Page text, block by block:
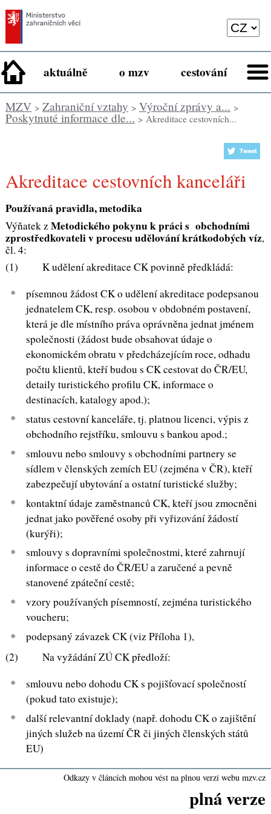
aktuálně o mzv cestování
MZV> Zahraniční vztahy > Výroční zprávy a... >
Poskytnuté informace dle... > Akreditace cestovních...
Akreditace cestovních kanceláři
Používaná pravidla, metodika
Výňatek zMetodického pokynu k práci s obchodními
zprostředkovateli v procesu udělování krátkodobých víz,
čl. 4:
(1) K udělení akreditace CK povinně předkládá:
písemnou žádost CK o udělení akreditace podepsanou
jednatelem CK, resp. osobou v obdobném postavení,
která je dle místního práva oprávněna jednat jménem
společnosti (žádost bude obsahovat údaje o
ekonomickém obratu v předcházejícím roce, odhadu
počtu klientů, kteří budou s CK cestovat do ČR/EU,
detaily turistického profilu CK, informace o
destinacích, katalogy apod.);
status cestovní kanceláře, tj. platnou licenci, výpis z
obchodního rejstříku, smlouvu s bankou apod.;
smlouvu nebo smlouvy s obchodními partnery se
sídlem v členských zemích EU (zejména v ČR), kteří
zabezpečují ubytování a ostatní turistické služby;
kontaktní údaje zaměstnanců CK, kteří jsou zmocněni
jednat jako pověřené osoby při vyřizování žádostí
(kurýři);
smlouvy s dopravními společnostmi, které zahrnují
informace o cestě do ČR/EU a zaručené a pevně
stanovené zpáteční cestě;
vzory používaných písemností, zejména turistického
voucheru;
podepsaný závazek CK (viz Příloha 1),
(2) Na vyžádání ZÚ CK předloží:
smlouvu nebo dohodu CK s pojišťovací společností
(pokud tato existuje);
další relevantní doklady (např. dohodu CK o zajištění
jiných služeb na území ČR či jiných členských států
EU)
Odkazy v článcích mohou vést na plnou verzi webu mzv.cz
plná verze